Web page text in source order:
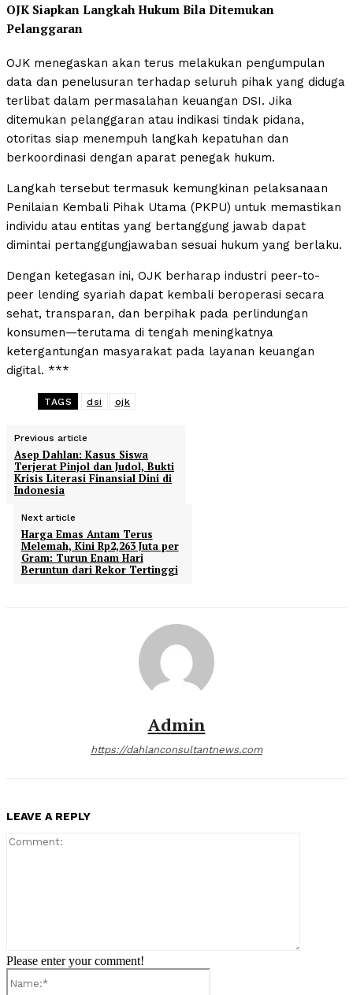
OJK Siapkan Langkah Hukum Bila Ditemukan
Pelanggaran
OJK menegaskan akan terus melakukan pengumpulan
data dan penelusuran terhadap seluruh pihak yang diduga
terlibat dalam permasalahan keuangan DSI. Jika
ditemukan pelanggaran atau indikasi tindak pidana,
otoritas siap menempuh langkah kepatuhan dan
berkoordinasi dengan aparat penegak hukum.
Langkah tersebut termasuk kemungkinan pelaksanaan
Penilaian Kembali Pihak Utama (PKPU) untuk memastikan
individu atau entitas yang bertanggung jawab dapat
dimintai pertanggungjawaban sesuai hukum yang berlaku.
Dengan ketegasan ini, OJK berharap industri peer-to-
peer lending syariah dapat kembali beroperasi secara
sehat, transparan, dan berpihak pada perlindungan
konsumen—terutama di tengah meningkatnya
ketergantungan masyarakat pada layanan keuangan
digital. ***
TAGS dsi ojk
Previous article
Asep Dahlan: Kasus Siswa
Terjerat Pinjol dan Judol, Bukti
Krisis Literasi Finansial Dini di
Indonesia
Next article
Harga Emas Antam Terus
Melemah, Kini Rp2,263 Juta per
Gram: Turun Enam Hari
Beruntun dari Rekor Tertinggi
Admin
https://dahlanconsultantnews.com
LEAVE A REPLY
Please enter your comment!